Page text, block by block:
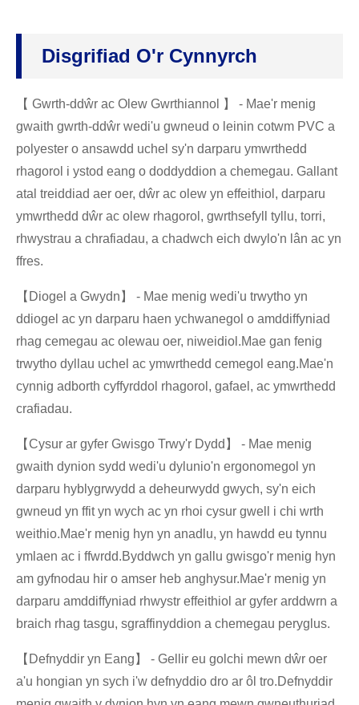
Disgrifiad O'r Cynnyrch
【 Gwrth-ddŵr ac Olew Gwrthiannol 】 - Mae'r menig
gwaith gwrth-ddŵr wedi'u gwneud o leinin cotwm PVC a
polyester o ansawdd uchel sy'n darparu ymwrthedd
rhagorol i ystod eang o doddyddion a chemegau. Gallant
atal treiddiad aer oer, dŵr ac olew yn effeithiol, darparu
ymwrthedd dŵr ac olew rhagorol, gwrthsefyll tyllu, torri,
rhwystrau a chrafiadau, a chadwch eich dwylo'n lân ac yn
ffres.
【Diogel a Gwydn】 - Mae menig wedi'u trwytho yn
ddiogel ac yn darparu haen ychwanegol o amddiffyniad
rhag cemegau ac olewau oer, niweidiol.Mae gan fenig
trwytho dyllau uchel ac ymwrthedd cemegol eang.Mae'n
cynnig adborth cyffyrddol rhagorol, gafael, ac ymwrthedd
crafiadau.
【Cysur ar gyfer Gwisgo Trwy'r Dydd】 - Mae menig
gwaith dynion sydd wedi'u dylunio'n ergonomegol yn
darparu hyblygrwydd a deheurwydd gwych, sy'n eich
gwneud yn ffit yn wych ac yn rhoi cysur gwell i chi wrth
weithio.Mae'r menig hyn yn anadlu, yn hawdd eu tynnu
ymlaen ac i ffwrdd.Byddwch yn gallu gwisgo'r menig hyn
am gyfnodau hir o amser heb anghysur.Mae'r menig yn
darparu amddiffyniad rhwystr effeithiol ar gyfer arddwrn a
braich rhag tasgu, sgraffinyddion a chemegau peryglus.
【Defnyddir yn Eang】 - Gellir eu golchi mewn dŵr oer
a'u hongian yn sych i'w defnyddio dro ar ôl tro.Defnyddir